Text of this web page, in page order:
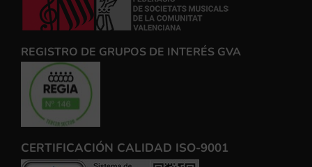
REGISTRO DE GRUPOS DE INTERÉS GVA
CERTIFICACIÓN CALIDAD ISO-9001